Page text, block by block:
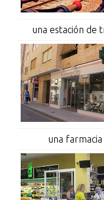
una estación de
una farmacia